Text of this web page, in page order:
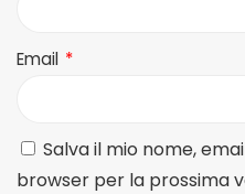
Email *
Salva il mio nome,
browser per la prossima